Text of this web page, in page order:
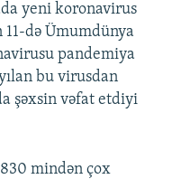
yeni koronavirus
də Ümumdünya
pandemiya
bu virusdan
şəxsin vəfat etdiyi
mindən çox